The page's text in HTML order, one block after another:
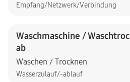
Empfang/Netzwerk/Verbindung
Waschmaschine /
ab
Waschen / Trocknen
Wasserzulauf/-ablauf